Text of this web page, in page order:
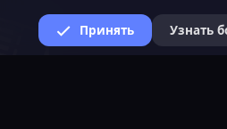
Принять Узнать